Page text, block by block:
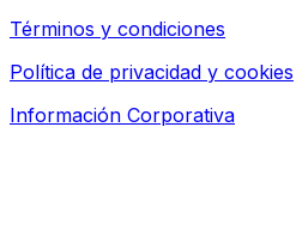
Términos y condiciones
Política de privacidad y cookies
Información Corporativa